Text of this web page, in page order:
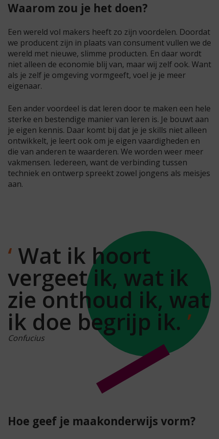
Waarom zou je het doen?
Een wereld vol makers heeft zo zijn voordelen. Doordat
we producent zijn in plaats van consument vullen we de
wereld met nieuwe, slimme producten. En daar wordt
niet alleen de economie blij van, maar wij zelf ook. Want
als je zelf je omgeving vormgeeft, voel je je meer
eigenaar.
Een ander voordeel is dat leren door te maken een hele
sterke en bestendige manier van leren is. Je bouwt aan
je eigen kennis. Daar komt bij dat je je skills niet alleen
ontwikkelt, je leert ook om je eigen vaardigheden en
die van anderen te waarderen. We worden weer meer
vakmensen. Iedereen, want de verbinding tussen
techniek en ontwerp spreekt zowel jongens als meisjes
aan.
Wat ik hoort
vergeet ik, wat ik
zie onthoud ik, wat
ik doe begrijp ik.
Confucius
Hoe geef je maakonderwijs vorm?